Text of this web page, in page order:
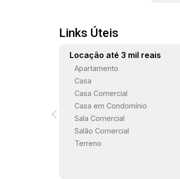
Links Úteis
Locação até 3 mil reais
Apartamento
Casa
Casa Comercial
Casa em Condomínio
Sala Comercial
Salão Comercial
Terreno